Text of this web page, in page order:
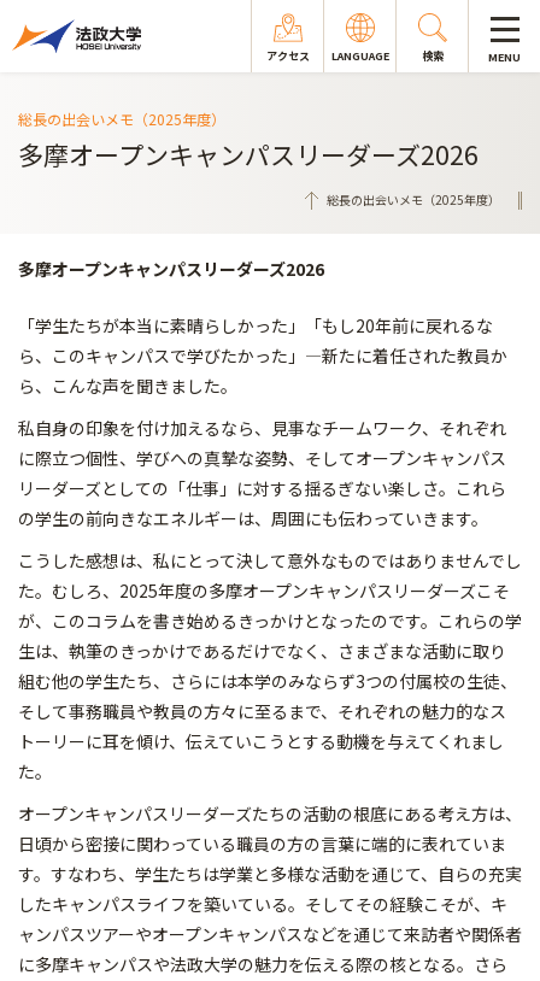
アクセス LANGUAGE 検索 MENU
総長の出会いメモ（2025年度）
多摩オープンキャンパスリーダーズ2026
総長の出会いメモ（2025年度）
多摩オープンキャンパスリーダーズ2026
「学生たちが本当に素晴らしかった」「もし20年前に戻れるな
ら、このキャンパスで学びたかった」―新たに着任された教員か
ら、こんな声を聞きました。
私自身の印象を付け加えるなら、見事なチームワーク、それぞれ
に際立つ個性、学びへの真摯な姿勢、そしてオープンキャンパス
リーダーズとしての「仕事」に対する揺るぎない楽しさ。これら
の学生の前向きなエネルギーは、周囲にも伝わっていきます。
こうした感想は、私にとって決して意外なものではありませんでし
た。むしろ、2025年度の多摩オープンキャンパスリーダーズこそ
が、このコラムを書き始めるきっかけとなったのです。これらの学
生は、執筆のきっかけであるだけでなく、さまざまな活動に取り
組む他の学生たち、さらには本学のみならず3つの付属校の生徒、
そして事務職員や教員の方々に至るまで、それぞれの魅力的なス
トーリーに耳を傾け、伝えていこうとする動機を与えてくれまし
た。
オープンキャンパスリーダーズたちの活動の根底にある考え方は、
日頃から密接に関わっている職員の方の言葉に端的に表れていま
す。すなわち、学生たちは学業と多様な活動を通じて、自らの充実
したキャンパスライフを築いている。そしてその経験こそが、キ
ャンパスツアーやオープンキャンパスなどを通じて来訪者や関係者
に多摩キャンパスや法政大学の魅力を伝える際の核となる。さら